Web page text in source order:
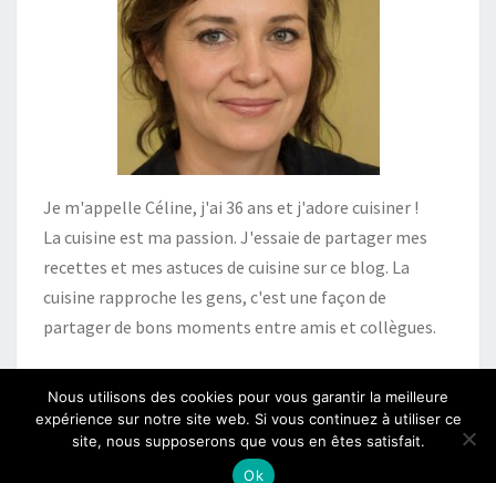
Je m'appelle Céline, j'ai 36 ans et j'adore cuisiner !
La cuisine est ma passion. J'essaie de partager mes
recettes et mes astuces de cuisine sur ce blog. La
cuisine rapproche les gens, c'est une façon de
partager de bons moments entre amis et collègues.
Fièrement propulsé parWordPress
Nous utilisons des cookies pour vous garantir la meilleure
expérience sur notre site web. Si vous continuez à utiliser ce
site, nous supposerons que vous en êtes satisfait.
Ok